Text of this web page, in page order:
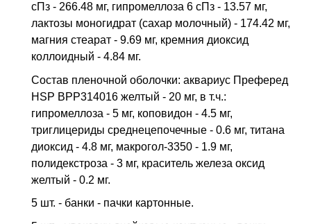
сПз - 266.48 мг, гипромеллоза 6 сПз - 13.57 мг,
лактозы моногидрат (сахар молочный) - 174.42 мг,
магния стеарат - 9.69 мг, кремния диоксид
коллоидный - 4.84 мг.
Состав пленочной оболочки: аквариус Преферед
HSP BPP314016 желтый - 20 мг, в т.ч.:
гипромеллоза - 5 мг, коповидон - 4.5 мг,
триглицериды среднецепочечные - 0.6 мг, титана
диоксид - 4.8 мг, макрогол-3350 - 1.9 мг,
полидекстроза - 3 мг, краситель железа оксид
желтый - 0.2 мг.
5 шт. - банки - пачки картонные.